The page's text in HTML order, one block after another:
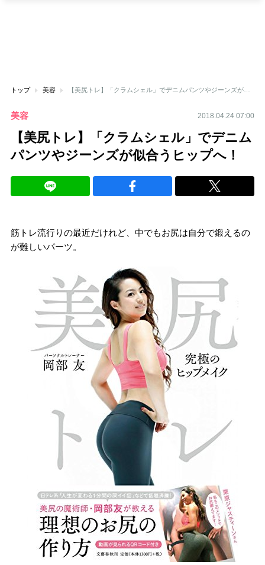
トップ 美容 【美尻トレ】「クラムシェル」でデニムパンツやジーンズが似合うヒップへ！
美容 2018.04.24 07:00
【美尻トレ】「クラムシェル」でデニム
パンツやジーンズが似合うヒップへ！
筋トレ流行りの最近だけれど、中でもお尻は自分で鍛えるの
が難しいパーツ。